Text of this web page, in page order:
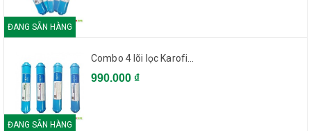
ĐANG SẴN HÀNG
ĐANG SẴN HÀNG
Combo 4 lõi lọc Karofi...
990.000 ₫